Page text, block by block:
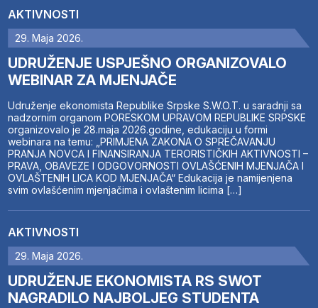
AKTIVNOSTI
29. Maja 2026.
UDRUŽENJE USPJEŠNO ORGANIZOVALO
WEBINAR ZA MJENJAČE
Udruženje ekonomista Republike Srpske S.W.O.T. u saradnji sa
nadzornim organom PORESKOM UPRAVOM REPUBLIKE SRPSKE
organizovalo je 28.maja 2026.godine, edukaciju u formi
webinara na temu: „PRIMJENA ZAKONA O SPREČAVANJU
PRANJA NOVCA I FINANSIRANJA TERORISTIČKIH AKTIVNOSTI –
PRAVA, OBAVEZE I ODGOVORNOSTI OVLAŠĆENIH MJENJAČA I
OVLAŠTENIH LICA KOD MJENJAČA“ Edukacija je namijenjena
svim ovlašćenim mjenjačima i ovlaštenim licima […]
AKTIVNOSTI
29. Maja 2026.
UDRUŽENJE EKONOMISTA RS SWOT
NAGRADILO NAJBOLJEG STUDENTA